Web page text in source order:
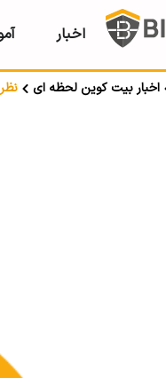
اخبار
اخبار بیت کوین لحظه ای